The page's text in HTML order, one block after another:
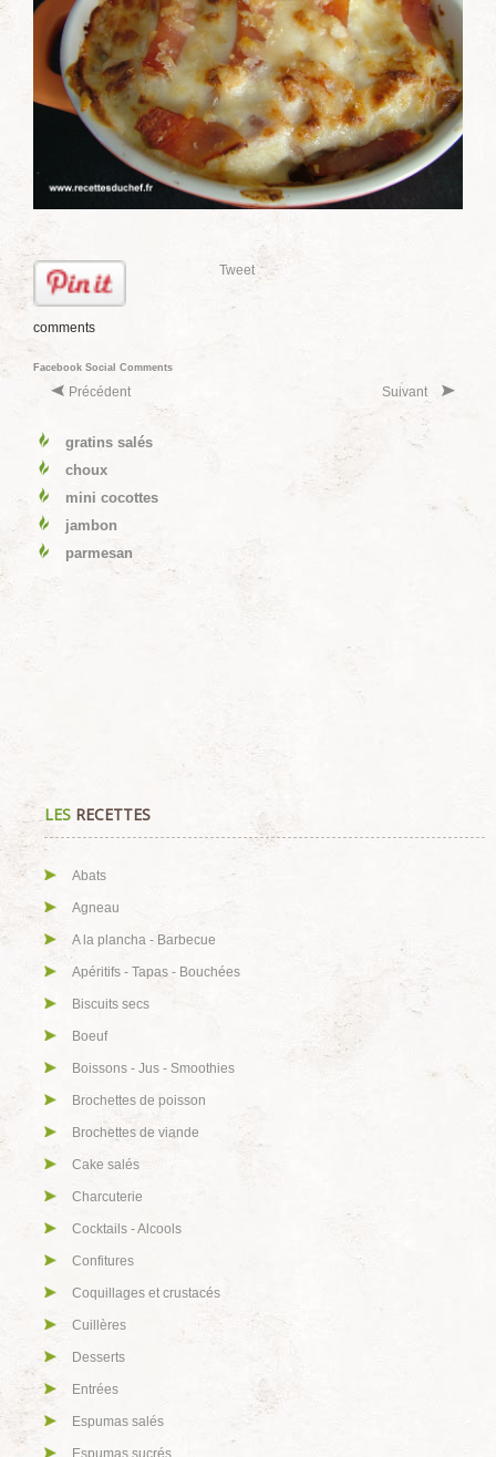
Tweet
comments
Facebook Social Comments
Précédent Suivant
gratins salés
choux
mini cocottes
jambon
parmesan
LES RECETTES
Abats
Agneau
A la plancha - Barbecue
Apéritifs - Tapas - Bouchées
Biscuits secs
Boeuf
Boissons - Jus - Smoothies
Brochettes de poisson
Brochettes de viande
Cake salés
Charcuterie
Cocktails - Alcools
Confitures
Coquillages et crustacés
Cuillères
Desserts
Entrées
Espumas salés
Espumas sucrés